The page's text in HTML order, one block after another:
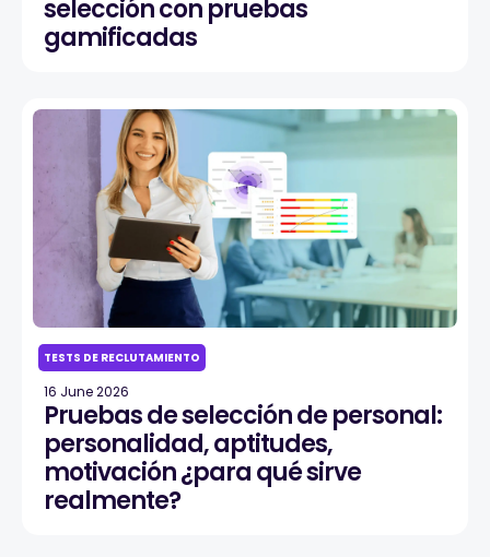
selección con pruebas
gamificadas
TESTS DE RECLUTAMIENTO
16 June 2026
Pruebas de selección de personal:
personalidad, aptitudes,
motivación ¿para qué sirve
realmente?